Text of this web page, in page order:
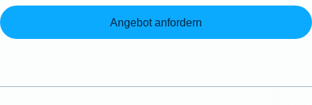
Angebot anfordern